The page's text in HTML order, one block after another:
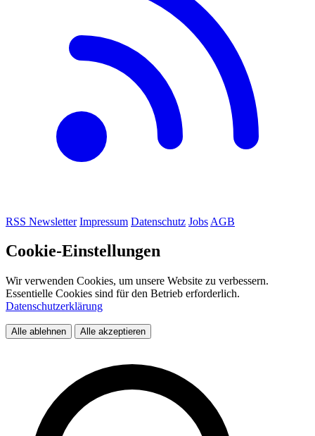
RSS Newsletter Impressum Datenschutz Jobs AGB
Cookie-Einstellungen
Wir verwenden Cookies, um unsere Website zu verbessern.
Essentielle Cookies sind für den Betrieb erforderlich.
Datenschutzerklärung
Alle ablehnen Alle akzeptieren